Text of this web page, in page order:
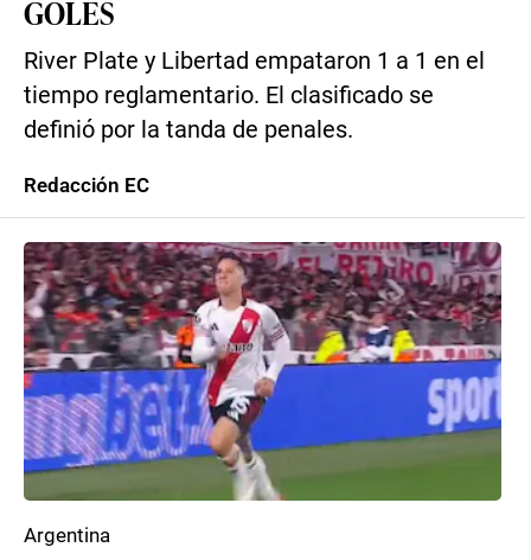
GOLES
River Plate y Libertad empataron 1 a 1 en el
tiempo reglamentario. El clasificado se
definió por la tanda de penales.
Redacción EC
Argentina